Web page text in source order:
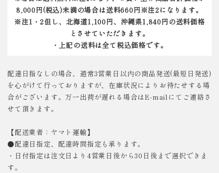
8,000円(税込)未満の場合は送料660円※注2になります。
※注1・2但し、北海道1,100円、沖縄県1,840円の送料価格
とさせていただきます。
・上記の送料は全て税込価格です。
配達日指なしの場合、通常3営業日以内の商品発送(最短日発送)
を心がけて行っておりますが、在庫状況によりお待たせする場
合がございます。万一出荷が遅れる場合はE-mailにてご連絡さ
せて頂きます。
【配送業者：ヤマト運輸】
●配達日指定、配達時間指定も承ります。
・日付指定は注文日より4営業日後から30日後まで選択できま
す。